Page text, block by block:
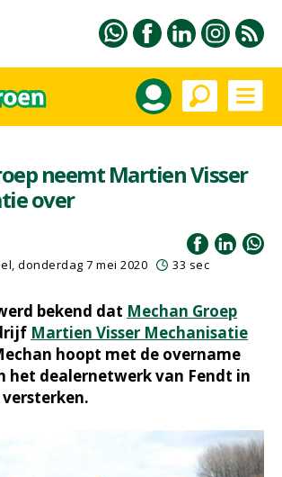
neemt Martien Visser
over
, donderdag 7 mei 2020 33 sec
bekend dat Mechan Groep
Martien Visser Mechanisatie
hoopt met de overname
het dealernetwerk van Fendt in